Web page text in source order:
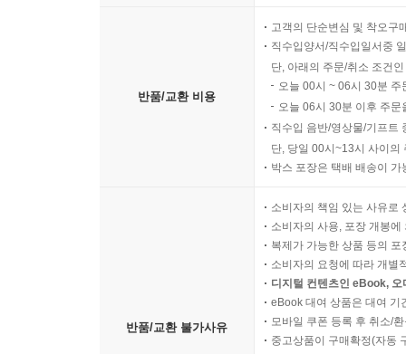
반품/교환 비용
고객의 단순변심 및 착오구
직수입양서/직수입일서중
단, 아래의 주문/취소 조건
오늘 00시 ~ 06시 30분
오늘 06시 30분 이후 주
직수입 음반/영상물/기프트
단, 당일 00시~13시 사이의
박스 포장은 택배 배송이
반품/교환 불가사유
소비자의 책임 있는 사유로
소비자의 사용, 포장 개봉
복제가 가능한 상품 등의
소비자의 요청에 따라 개별
디지털 컨텐츠인 eBook,
eBook 대여 상품은 대여 기
모바일 쿠폰 등록 후 취소/
중고상품이 구매확정(자동